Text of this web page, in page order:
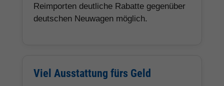
Reimporten deutliche Rabatte gegenüber
deutschen Neuwagen möglich.
Viel Ausstattung fürs Geld